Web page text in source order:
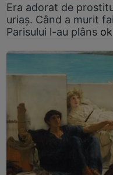
Era adorat de
uriaș. Când a murit
Parisului l-au plâns